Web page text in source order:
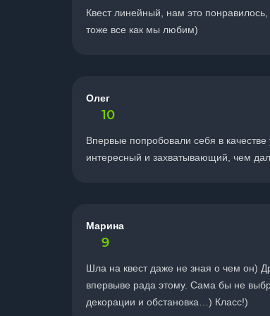
Квест линейный, нам это
тоже все как мы любим)
Олег
10
Впервые попробовали себя в
интересный и захватывающий, чем
Марина
9
Шла на квест даже не зная о чем он)
впервыве рада этому. Сама бы не
декорации и обстановка…) Класс!)